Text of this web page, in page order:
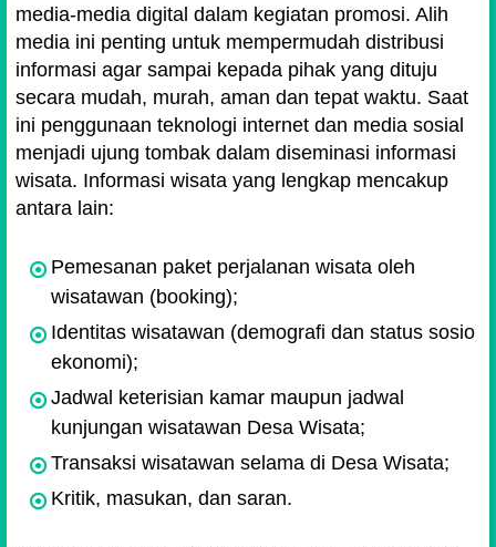
media-media digital dalam kegiatan promosi. Alih
media ini penting untuk mempermudah distribusi
informasi agar sampai kepada pihak yang dituju
secara mudah, murah, aman dan tepat waktu. Saat
ini penggunaan teknologi internet dan media sosial
menjadi ujung tombak dalam diseminasi informasi
wisata. Informasi wisata yang lengkap mencakup
antara lain:
Pemesanan paket perjalanan wisata oleh
wisatawan (booking);
Identitas wisatawan (demografi dan status sosio
ekonomi);
Jadwal keterisian kamar maupun jadwal
kunjungan wisatawan Desa Wisata;
Transaksi wisatawan selama di Desa Wisata;
Kritik, masukan, dan saran.